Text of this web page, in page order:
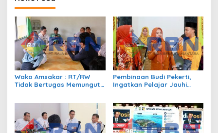
Wako Amsakar : RT/RW
Tidak Bertugas Memungut
Pembinaan Budi Pekerti,
Ingatkan Pelajar Jauhi